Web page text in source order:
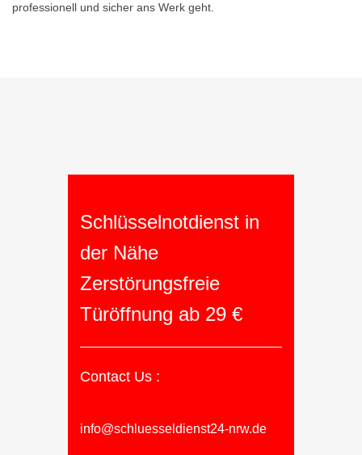
professionell und sicher ans Werk geht.
Schlüsselnotdienst in
der Nähe
Zerstörungsfreie
Türöffnung ab 29 €
Contact Us :
info@schluesseldienst24-nrw.de